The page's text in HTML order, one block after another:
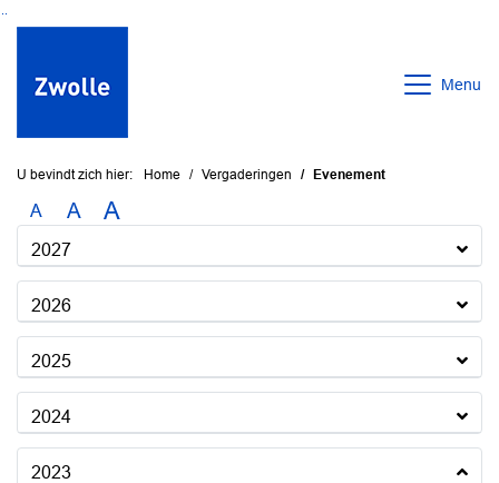
Ga naar de inhoud van deze pagina
Ga naar het zoeken
Ga naar het menu
Menu
U bevindt zich hier: Home Vergaderingen Evenement
A A A
2027
2026
2025
2024
2023